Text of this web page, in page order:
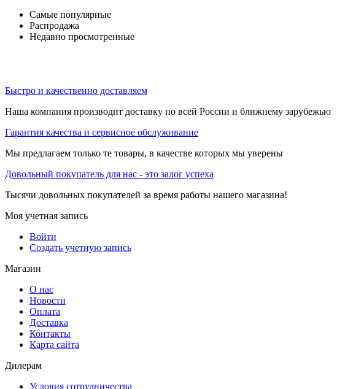
Самые популярные
Распродажа
Недавно просмотренные
Быстро и качественно доставляем
Наша компания производит доставку по всей России и ближнему зарубежью
Гарантия качества и сервисное обслуживание
Мы предлагаем только те товары, в качестве которых мы уверены
Довольный покупатель для нас - это залог успеха
Тысячи довольных покупателей за время работы нашего магазина!
Моя учетная запись
Войти
Создать учетную запись
Магазин
О нас
Новости
Оплата
Доставка
Контакты
Карта сайта
Дилерам
Условия сотрудничества